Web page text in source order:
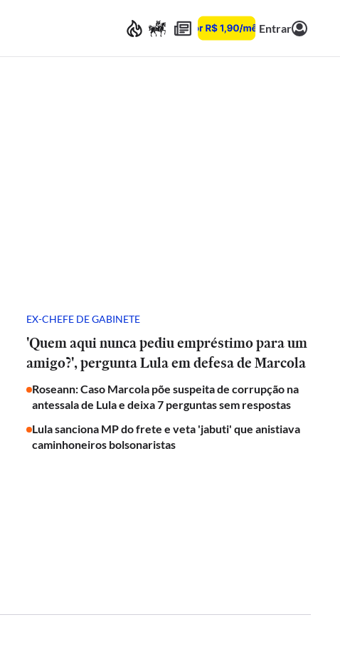
Entrar
EX-CHEFE DE GABINETE
'Quem aqui nunca pediu empréstimo para um
amigo?', pergunta Lula em defesa de Marcola
Roseann: Caso Marcola põe suspeita de corrupção na
antessala de Lula e deixa 7 perguntas sem respostas
Lula sanciona MP do frete e veta 'jabuti' que anistiava
caminhoneiros bolsonaristas